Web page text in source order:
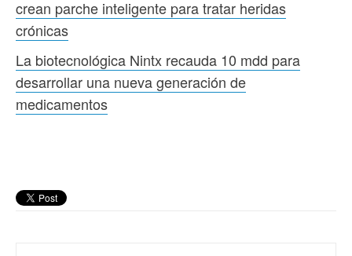
crean parche inteligente para tratar heridas
crónicas
La biotecnológica Nintx recauda 10 mdd para
desarrollar una nueva generación de
medicamentos